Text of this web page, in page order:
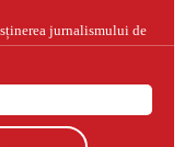
jurnalismului de